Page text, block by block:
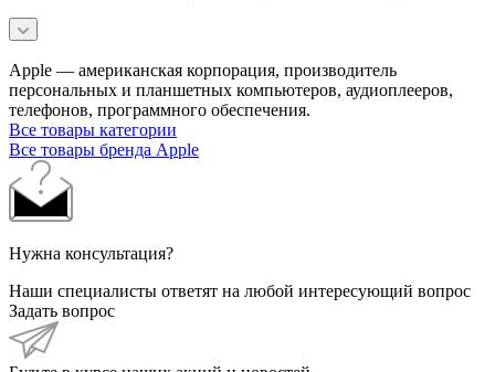
Apple — американская корпорация, производитель
персональных и планшетных компьютеров, аудиоплееров,
телефонов, программного обеспечения.
Все товары категории
Все товары бренда Apple
Нужна консультация?
Наши специалисты ответят на любой интересующий вопрос
Задать вопрос